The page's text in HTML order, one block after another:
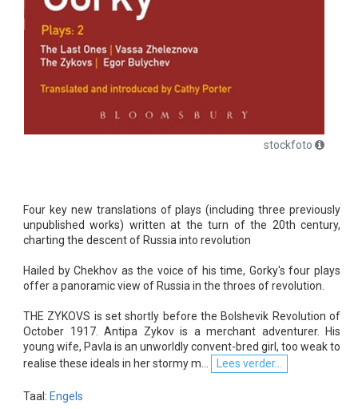
stockfoto
Four key new translations of plays (including three previously
unpublished works) written at the turn of the 20th century,
charting the descent of Russia into revolution
Hailed by Chekhov as the voice of his time, Gorky's four plays
offer a panoramic view of Russia in the throes of revolution.
THE ZYKOVS is set shortly before the Bolshevik Revolution of
October 1917. Antipa Zykov is a merchant adventurer. His
young wife, Pavla is an unworldly convent-bred girl, too weak to
realise these ideals in her stormy m...
Lees verder...
Taal: Engels